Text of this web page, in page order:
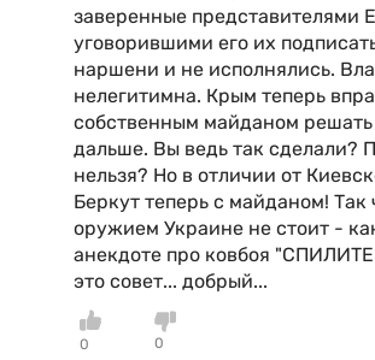
заверенные представителями
уговорившими его их
наршени и не исполнялись.
нелегитимна. Крым теперь
собственным майданом решать
дальше. Вы ведь так сделали?
нельзя? Но в отличии от
Беркут теперь с майданом! Так
оружием Украине не стоит -
анекдоте про ковбоя
это совет... добрый...
0
0